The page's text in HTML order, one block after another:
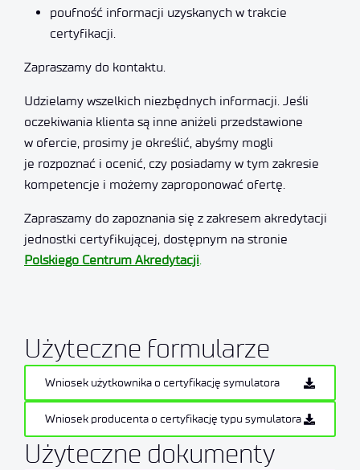
poufność informacji uzyskanych w trakcie
certyfikacji.
Zapraszamy do kontaktu.
Udzielamy wszelkich niezbędnych informacji. Jeśli
oczekiwania klienta są inne aniżeli przedstawione
w ofercie, prosimy je określić, abyśmy mogli
je rozpoznać i ocenić, czy posiadamy w tym zakresie
kompetencje i możemy zaproponować ofertę.
Zapraszamy do zapoznania się z zakresem akredytacji
jednostki certyfikującej, dostępnym na stronie
Polskiego Centrum Akredytacji.
Użyteczne formularze
Wniosek użytkownika o certyfikację symulatora
Wniosek producenta o certyfikację typu symulatora
Użyteczne dokumenty